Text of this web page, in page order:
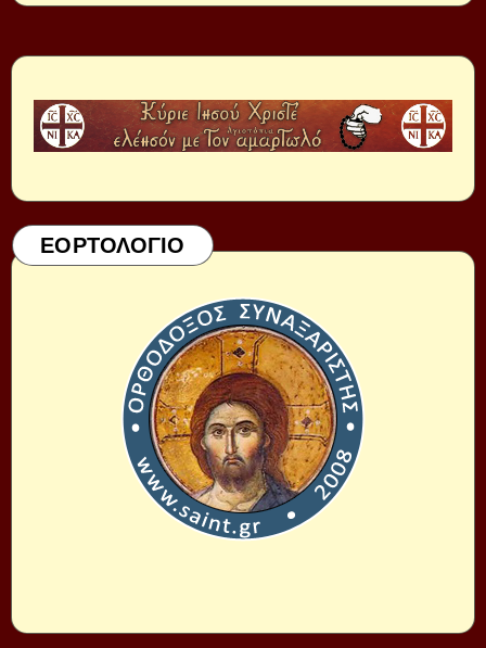
ΕΟΡΤΟΛΟΓΙΟ